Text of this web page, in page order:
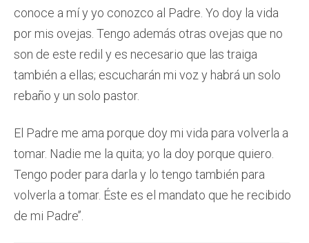
conoce a mí y yo conozco al Padre. Yo doy la vida
por mis ovejas. Tengo además otras ovejas que no
son de este redil y es necesario que las traiga
también a ellas; escucharán mi voz y habrá un solo
rebaño y un solo pastor.
El Padre me ama porque doy mi vida para volverla a
tomar. Nadie me la quita; yo la doy porque quiero.
Tengo poder para darla y lo tengo también para
volverla a tomar. Éste es el mandato que he recibido
de mi Padre’’.